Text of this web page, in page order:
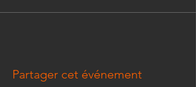
Partager cet événement